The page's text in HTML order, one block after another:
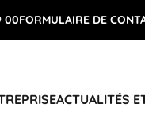
00FORMULAIRE DE
ACTUALITÉS